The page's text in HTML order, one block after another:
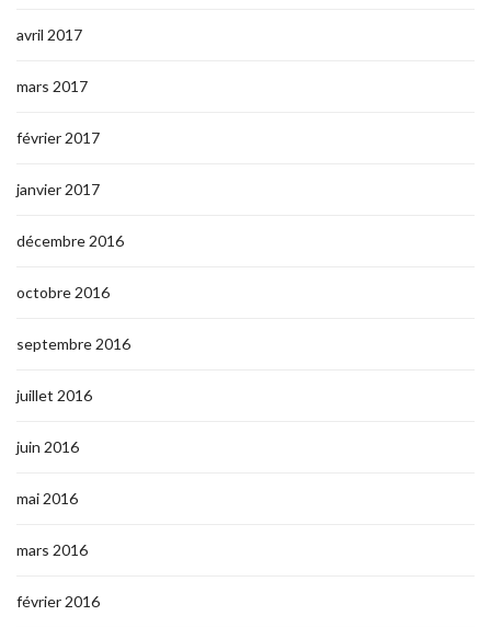
avril 2017
mars 2017
février 2017
janvier 2017
décembre 2016
octobre 2016
septembre 2016
juillet 2016
juin 2016
mai 2016
mars 2016
février 2016